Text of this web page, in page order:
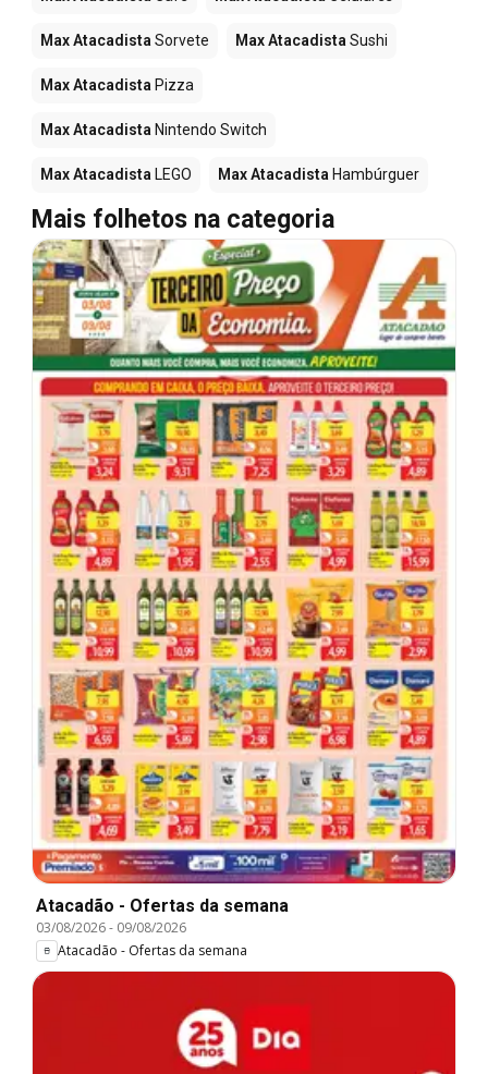
Max AtacadistaSorvete Max AtacadistaSushi
Max Atacadista Pizza
Max Atacadista Nintendo Switch
Max Atacadista LEGO Max Atacadista Hambúrguer
Mais folhetos na categoria
Atacadão - Ofertas da semana
03/08/2026- 09/08/2026
Atacadão - Ofertas da semana